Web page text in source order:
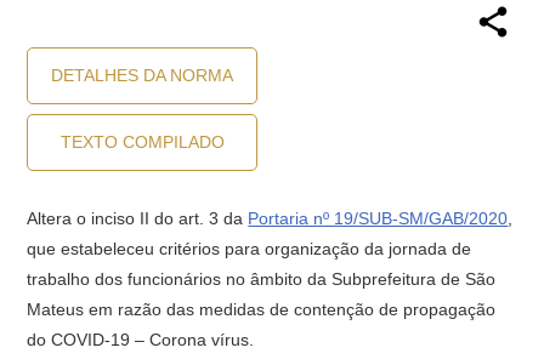
DETALHES DA NORMA
TEXTO COMPILADO
Altera o inciso II do art. 3 da Portaria nº 19/SUB-SM/GAB/2020
que estabeleceu critérios para organização da jornada de
trabalho dos funcionários no âmbito da Subprefeitura de São
Mateus em razão das medidas de contenção de propagação
do COVID-19 – Corona vírus.